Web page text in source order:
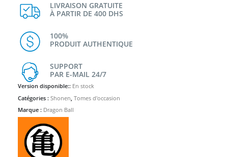
LIVRAISON GRATUITE
À PARTIR DE 400 DHS
100%
PRODUIT AUTHENTIQUE
SUPPORT
PAR E-MAIL 24/7
Version disponible:: En stock
Catégories : Shonen Tomes d'occasion
Marque : Dragon Ball